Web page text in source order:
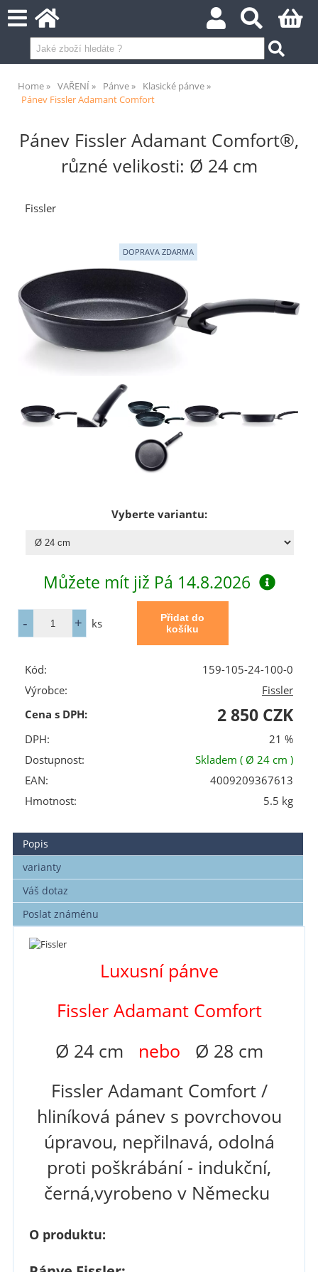
Home VAŘENÍ Pánve
Klasické pánve
Pánev Fissler Adamant Comfort
Pánev Fissler Adamant Comfort®,
různé velikosti: Ø 24 cm
Fissler
Vyberte variantu:
Můžete mít již Pá 14.8.2026
ks
Kód:
159-105-24-100-0
Výrobce:
Fissler
Cena s DPH:
2 850 CZK
DPH:
21 %
Dostupnost:
Skladem ( Ø 24 cm )
EAN:
4009209367613
Hmotnost:
5.5 kg
Popis
varianty
Váš dotaz
Poslat známénu
Luxusní pánve
Fissler Adamant Comfort
Ø 24 cm nebo Ø 28 cm
Fissler Adamant Comfort /
hliníková pánev s povrchovou
úpravou, nepřilnavá, odolná
proti poškrábání - indukční,
černá,vyrobeno v Německu
O produktu: